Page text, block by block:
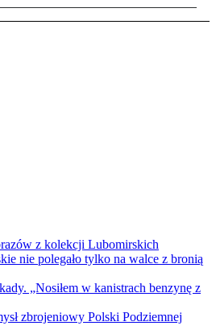
z kolekcji Lubomirskich
nie polegało tylko na walce z bronią
„Nosiłem w kanistrach benzynę z
zbrojeniowy Polski Podziemnej